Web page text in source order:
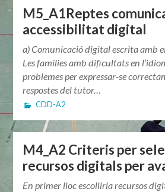
M5_A1Reptes
accessibilitat digital
a) Comunicació digital escrita amb
Les famílies amb dificultats en
problemes per expressar-se
respostes del tutor…
CDD-A2
M4_A2 Criteris per
recursos digitals per
En primer lloc escolliria recursos